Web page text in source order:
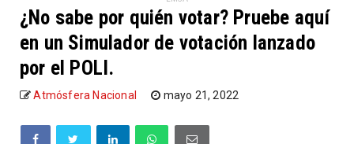
¿No sabe por quién votar? Pruebe aquí
en un Simulador de votación lanzado
por el POLI.
Atmósfera Nacional mayo 21, 2022